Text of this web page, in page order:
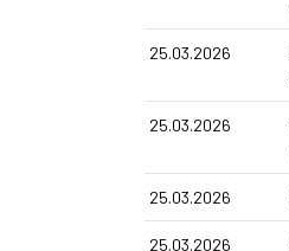
25.03.2026
25.03.2026
25.03.2026
25.03.2026